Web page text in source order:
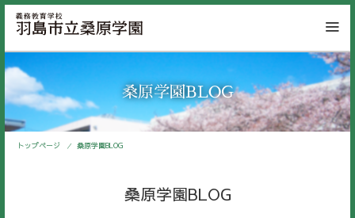
桑原学園BLOG
トップページ 桑原学園BLOG
桑原学園BLOG